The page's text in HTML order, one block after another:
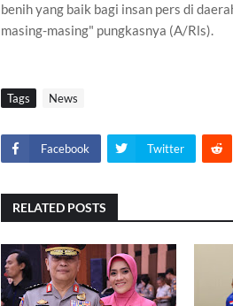
benih yang baik bagi insan pers di
masing-masing" pungkasnya (A/Rls).
Tags News
Facebook Twitter
RELATED POSTS